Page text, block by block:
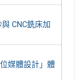
CNC銑床加
媒體設計」體